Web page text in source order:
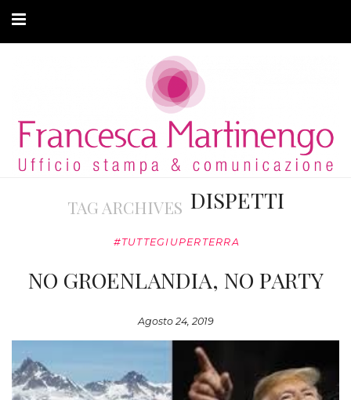
ARTICOLI
MODA ADATTIVA
CONTATTITAG ARCHIVES DISPETTI
#TUTTEGIUPERTERRA
NO GROENLANDIA, NO PARTY
Agosto 24, 2019